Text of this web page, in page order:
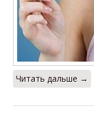
Читать дальше →